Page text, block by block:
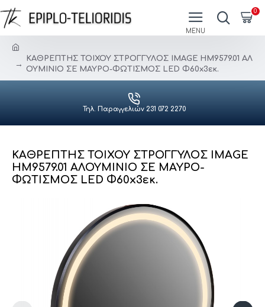
0
ΚΑΘΡΕΠΤΗΣ ΤΟΙΧΟΥ ΣΤΡΟΓΓΥΛΟΣ IMAGE HM9579.01 ΑΛ
ΟΥΜΙΝΙΟ ΣΕ ΜΑΥΡΟ-ΦΩΤΙΣΜΟΣ LED Φ60x3εκ.
Τηλ. Παραγγελιών 231 072 2270
ΚΑΘΡΕΠΤΗΣ ΤΟΙΧΟΥ ΣΤΡΟΓΓΥΛΟΣ IMAGE
HM9579.01 ΑΛΟΥΜΙΝΙΟ ΣΕ ΜΑΥΡΟ-
ΦΩΤΙΣΜΟΣ LED Φ60x3εκ.